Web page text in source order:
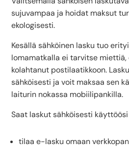
sujuvampaa ja hoidat maksut
ekologisesti.
Kesällä sähköinen lasku tuo
lomamatkalla ei tarvitse miettiä,
kolahtanut postilaatikkoon.
sähköisesti ja voit maksaa sen
laiturin nokassa mobiilipankilla.
Saat laskut sähköisesti
tilaa e-lasku omaan